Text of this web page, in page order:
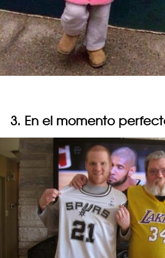
3. En el momento